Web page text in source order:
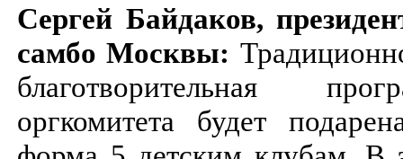
Сергей Байдаков,
самбо Москвы:
благотворительная
оргкомитета будет